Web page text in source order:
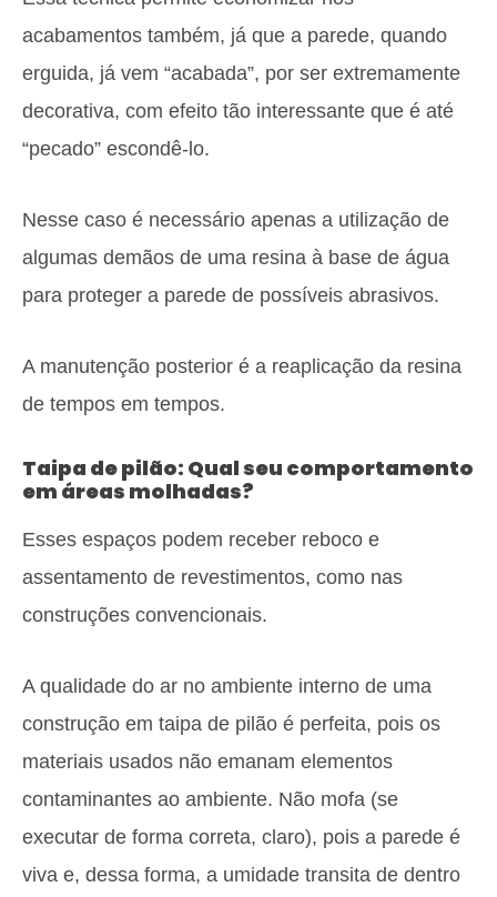
acabamentos também, já que a parede, quando
erguida, já vem “acabada”, por ser extremamente
decorativa, com efeito tão interessante que é até
“pecado” escondê-lo.
Nesse caso é necessário apenas a utilização de
algumas demãos de uma resina à base de água
para proteger a parede de possíveis abrasivos.
A manutenção posterior é a reaplicação da resina
de tempos em tempos.
Taipa de pilão: Qual seu comportamento
em áreas molhadas?
Esses espaços podem receber reboco e
assentamento de revestimentos, como nas
construções convencionais.
A qualidade do ar no ambiente interno de uma
construção em taipa de pilão é perfeita, pois os
materiais usados não emanam elementos
contaminantes ao ambiente. Não mofa (se
executar de forma correta, claro), pois a parede é
viva e, dessa forma, a umidade transita de dentro